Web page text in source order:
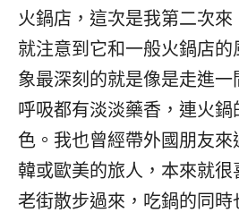
火鍋店，這次是我第二次
就注意到它和一般火鍋店
象最深刻的就是像是走進一
呼吸都有淡淡藥香，連火鍋
色。我也曾經帶外國朋友來
韓或歐美的旅人，本來就
老街散步過來，吃鍋的同